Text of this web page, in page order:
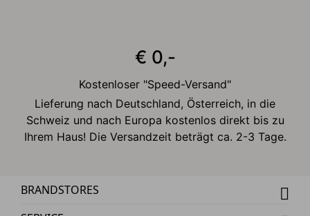
€ 0,-
Kostenloser "Speed-Versand"
Lieferung nach Deutschland, Österreich, in die
Schweiz und nach Europa kostenlos direkt bis zu
Ihrem Haus! Die Versandzeit beträgt ca. 2-3 Tage.
BRANDSTORES